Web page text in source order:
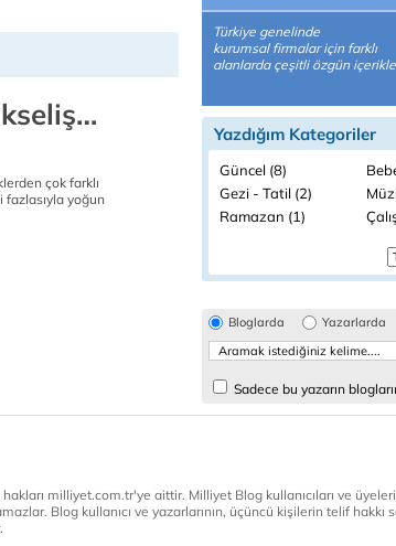
çok farklı
fazlasıyla yoğun
Türkiye genelinde
kurumsal firmalar için farklı
alanlarda çeşitli özgün
Yazdığım Kategoriler
Güncel (8)
Gezi - Tatil (2)
Ramazan (1)
Bloglarda Yazarlarda
Sadece bu yazarın
milliyet.com.tr'ye aittir. Milliyet Blog kullanıcıları ve
Blog kullanıcı ve yazarlarının, üçüncü kişilerin telif hakkı